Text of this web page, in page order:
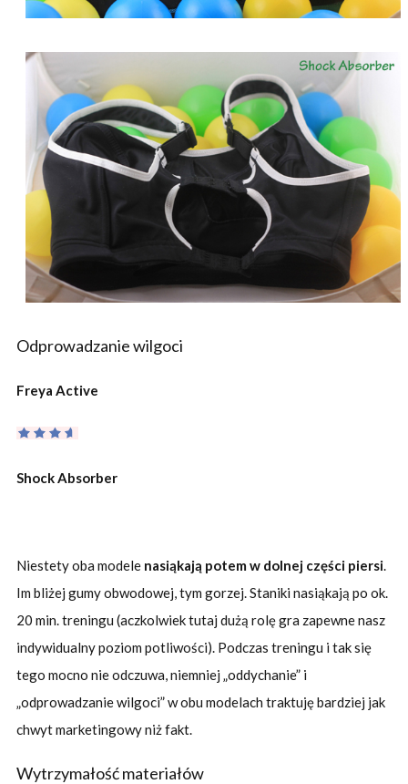
Odprowadzanie wilgoci
Freya Active
Shock Absorber
Niestety oba modele nasiąkają potem w dolnej części piersi.
Im bliżej gumy obwodowej, tym gorzej. Staniki nasiąkają po ok.
20 min. treningu (aczkolwiek tutaj dużą rolę gra zapewne nasz
indywidualny poziom potliwości). Podczas treningu i tak się
tego mocno nie odczuwa, niemniej „oddychanie” i
„odprowadzanie wilgoci” w obu modelach traktuję bardziej jak
chwyt marketingowy niż fakt.
Wytrzymałość materiałów